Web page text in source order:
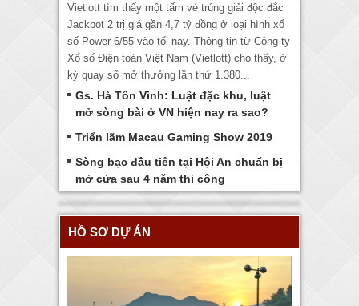
Vietlott tìm thấy một tấm vé trúng giải độc đắc
Jackpot 2 trị giá gần 4,7 tỷ đồng ở loại hình xổ
số Power 6/55 vào tối nay. Thông tin từ Công ty
Xổ số Điện toán Việt Nam (Vietlott) cho thấy, ở
kỳ quay số mở thưởng lần thứ 1.380...
Gs. Hà Tôn Vinh: Luật đặc khu, luật
mở sòng bài ở VN hiện nay ra sao?
Triển lãm Macau Gaming Show 2019
Sòng bạc đầu tiên tại Hội An chuẩn bị
mở cửa sau 4 năm thi công
HỒ SƠ DỰ ÁN